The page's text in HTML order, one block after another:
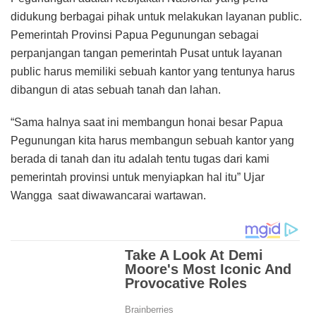
didukung berbagai pihak untuk melakukan layanan public.
Pemerintah Provinsi Papua Pegunungan sebagai
perpanjangan tangan pemerintah Pusat untuk layanan
public harus memiliki sebuah kantor yang tentunya harus
dibangun di atas sebuah tanah dan lahan.
“Sama halnya saat ini membangun honai besar Papua
Pegunungan kita harus membangun sebuah kantor yang
berada di tanah dan itu adalah tentu tugas dari kami
pemerintah provinsi untuk menyiapkan hal itu” Ujar
Wangga saat diwawancarai wartawan.